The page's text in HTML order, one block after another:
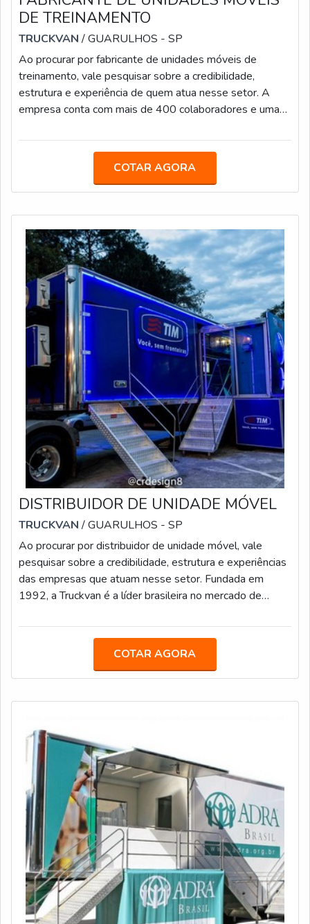
DE TREINAMENTO
TRUCKVAN/ GUARULHOS - SP
Ao procurar por fabricante de unidades móveis de
treinamento, vale pesquisar sobre a credibilidade,
estrutura e experiência de quem atua nesse setor. A
empresa conta com mais de 400 colaboradores e uma
Dutra, no bairro Bonsucesso, em Guarulhos (SP).MAIS
voltados a treinamento e capacitação profissional são
projetados para funcionar como uma sala de aula
COTAR AGORA
DISTRIBUIDOR DE UNIDADE MÓVEL
TRUCKVAN/ GUARULHOS - SP
Ao procurar por distribuidor de unidade móvel, vale
pesquisar sobre a credibilidade, estrutura e experiências
das empresas que atuam nesse setor. Fundada em
1992, a Truckvan é a líder brasileira no mercado de
unidades móveis para os seguintes segmentos: Saúde;
Eventos; Defesa e Segurança.MAIS INFORMAÇÕES
SOBRE O PRODUTOA Truckvan trabalha tanto com a
COTAR AGORA